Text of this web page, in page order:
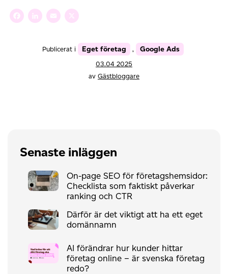
Facebook
LinkedIn
Email
Publicerat i Eget företag , Google Ads
03.04 2025
av Gästbloggare
Senaste inläggen
On-page SEO för företagshemsidor:
Checklista som faktiskt påverkar
ranking och CTR
Därför är det viktigt att ha ett eget
domännamn
AI förändrar hur kunder hittar
företag online – är svenska företag
redo?